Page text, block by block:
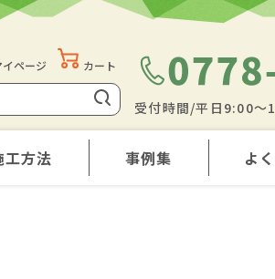
イページ カート
受付時間/平日9:00～
工方法 事例集 よ